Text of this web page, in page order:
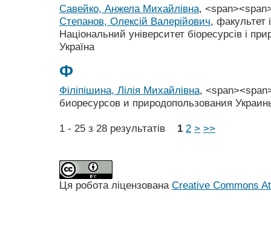
Савейко, Анжела Михайлівна,
Степанов, Олексій Валерійович, факультет
Національний університет біоресурсів і
Україна
Ф
Філіпішина, Лілія Михайлівна,
биоресурсов и природопользования
1 - 25 з 28 результатів 1 2 > >>
Ця робота ліцензована Creative Commons